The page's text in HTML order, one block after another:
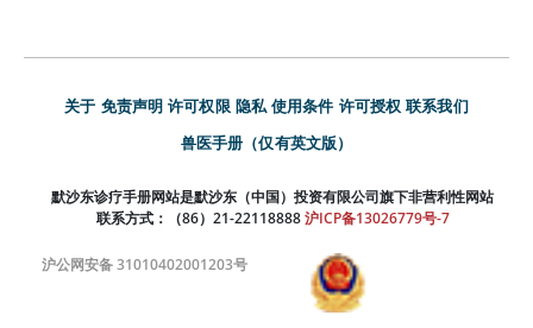
关于 免责声明 许可权限 隐私 使用条件 许可授权 联系我们
兽医手册（仅有英文版）
默沙东诊疗手册网站是默沙东（中国）投资有限公司旗下非营利性网站
联系方式：（86）21-22118888 沪ICP备13026779号-7
沪公网安备 31010402001203号